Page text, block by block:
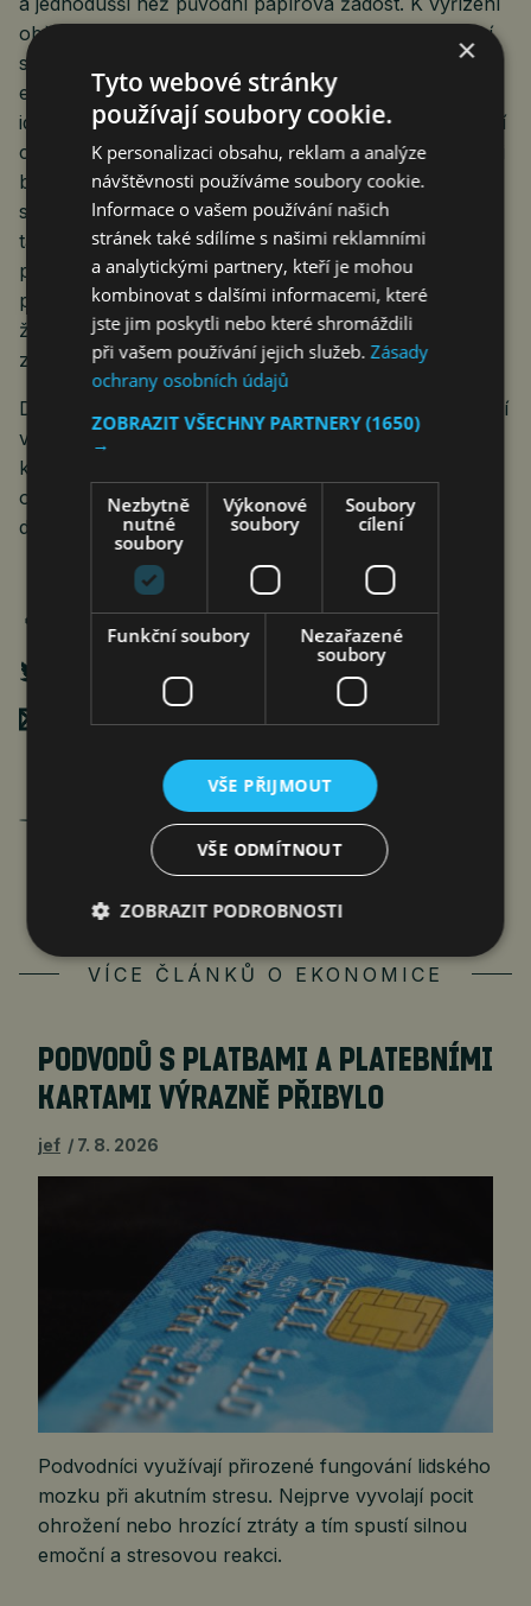
občanům nyní stačí jen chytrý telefon či jiné zařízení
s internetovým připojením. Do Jendy se lze přihlásit
elektronickou identitou občana (například bankovní
identitou). Digitální žádost neumožňuje udělat formální
chyby. Pokud některé žadatelem uvedené skutečnosti
brání zařazení do evidence nebo přiznání podpory,
systém ho okamžitě upozorní. Žádost žadatele vede
tak, že podle jeho odpovědí ho buď rovnou
přesměruje na další dotaz, nebo mu naopak položí
případné zpřesňující otázky. Zároveň po odeslání
žádosti může sledovat stav jejího zpracování, hlásit
změny, dodatečně komunikovat s úřadem.
Díky propojení státní správy není třeba řadu informací
vyplňovat a dokládat. Jde obecně o ty skutečnosti,
které už stát o klientech evidovány má, například
o předchozím zaměstnání, dětech nebo odvodech na
důchodové pojištění. Vše je tak jednodušší a rychlejší.
Poslat mailem
Jan Ferenc
články autora >
VÍCE ČLÁNKŮ O EKONOMICE
PODVODŮ S PLATBAMI A PLATEBNÍMI
KARTAMI VÝRAZNĚ PŘIBYLO
jef 7. 8. 2026
Podvodníci využívají přirozené fungování lidského
mozku při akutním stresu. Nejprve vyvolají pocit
ohrožení nebo hrozící ztráty a tím spustí silnou
emoční a stresovou reakci.
×
Tyto webové stránky
používají soubory cookie.
K personalizaci obsahu, reklam a analýze
návštěvnosti používáme soubory cookie.
Informace o vašem používání našich
stránek také sdílíme s našimi reklamními
a analytickými partnery, kteří je mohou
kombinovat s dalšími informacemi, které
jste jim poskytli nebo které shromáždili
při vašem používání jejich služeb.Zásady
ochrany osobních údajů
ZOBRAZIT VŠECHNY PARTNERY(1650)
→
Nezbytně
nutné
soubory
Výkonové
soubory
Soubory
cílení
Funkční soubory
Nezařazené
soubory
VŠE PŘIJMOUT
VŠE ODMÍTNOUT
ZOBRAZIT PODROBNOSTI